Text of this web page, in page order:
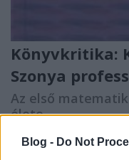
Blog - Do Not
Könyvkritika:
Szonya
Az első
élete